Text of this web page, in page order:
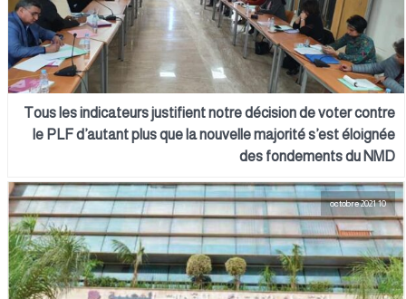
Tous les indicateurs justifient notre décision de voter contre
le PLF d’autant plus que la nouvelle majorité s’est éloignée
des fondements du NMD
10 octobre 2021